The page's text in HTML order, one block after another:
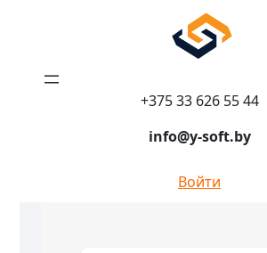
+375 33 626 55 44
info@y-soft.by
Войти